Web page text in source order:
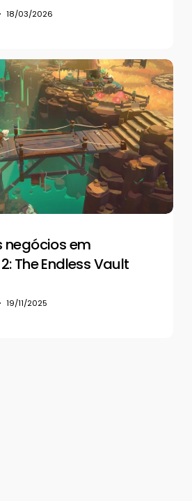
18/03/2026
negócios em
The Endless Vault
19/11/2025